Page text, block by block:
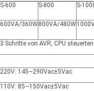
S-600 S-800 S-
600VA/360W800VA/480W
3 Schritte von AVR, CPU steuerten
220V: 145~290Vac±5Vac
110V: 85~150Vac±5Vac